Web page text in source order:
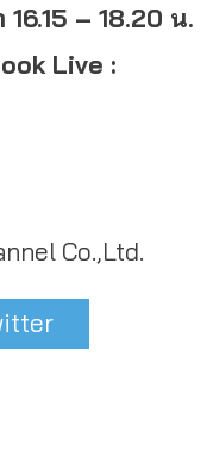
– 18.20 น.
Live :
Co.,Ltd.